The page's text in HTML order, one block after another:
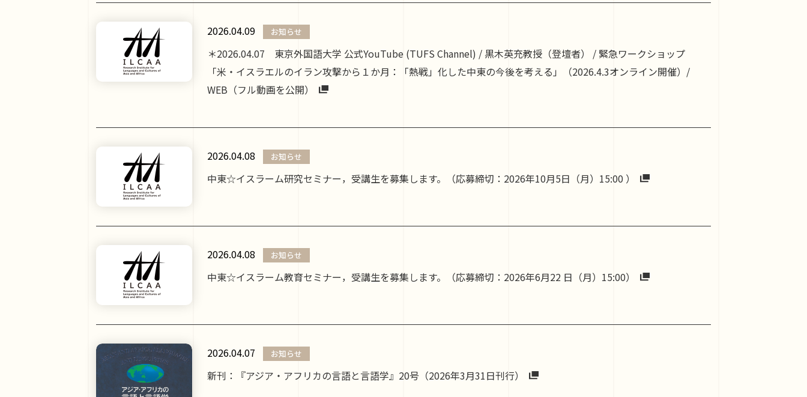
2026.04.09 お知らせ
＊2026.04.07 東京外国語大学 公式YouTube (TUFS Channel) / 黒木英充教授（登壇者） / 緊急ワークショップ
「米・イスラエルのイラン攻撃から１か月：「熱戦」化した中東の今後を考える」（2026.4.3オンライン開催）/
WEB（フル動画を公開）
2026.04.08 お知らせ
中東☆イスラーム研究セミナー，受講生を募集します。（応募締切：2026年10月5日（月）15:00 ）
2026.04.08 お知らせ
中東☆イスラーム教育セミナー，受講生を募集します。（応募締切：2026年6月22 日（月）15:00）
2026.04.07 お知らせ
新刊：『アジア・アフリカの言語と言語学』20号（2026年3月31日刊行）